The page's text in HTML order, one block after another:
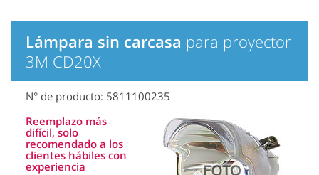
Lámpara sin carcasa para proyector
3M CD20X
N° de producto: 5811100235
Reemplazo más
difícil, solo
recomendado a los
clientes hábiles con
experiencia